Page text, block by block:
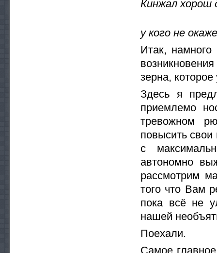
Кинжал хорош
у кого не
Итак,
зерна,
Здесь я
приемлемо
тревожном
повысить
с
автономно
рассмотрим
того что Вам
пока всё не
нашей
Поехали.
Самое